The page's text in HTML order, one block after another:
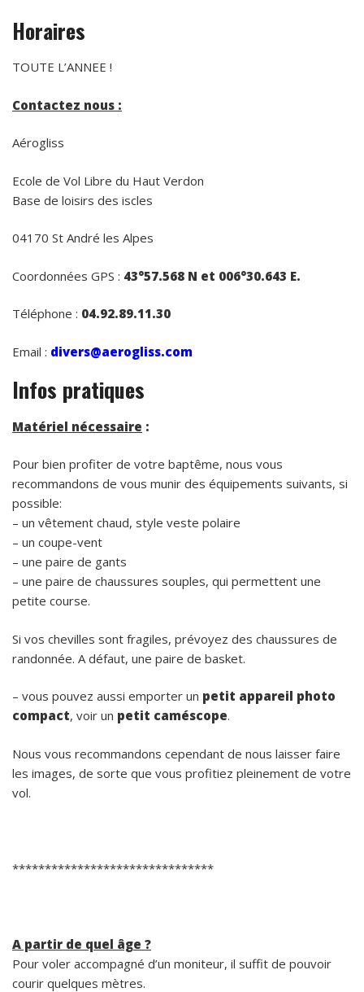
Horaires
TOUTE L’ANNEE !
Contactez nous :
Aérogliss
Ecole de Vol Libre du Haut Verdon
Base de loisirs des iscles
04170 St André les Alpes
Coordonnées GPS : 43°57.568 N et 006°30.643 E.
Téléphone : 04.92.89.11.30
Email : divers@aerogliss.com
Infos pratiques
Matériel nécessaire :
Pour bien profiter de votre baptême, nous vous
recommandons de vous munir des équipements suivants, si
possible:
– un vêtement chaud, style veste polaire
– un coupe-vent
– une paire de gants
– une paire de chaussures souples, qui permettent une
petite course.
Si vos chevilles sont fragiles, prévoyez des chaussures de
randonnée. A défaut, une paire de basket.
– vous pouvez aussi emporter un petit appareil photo
compact, voir un petit caméscope.
Nous vous recommandons cependant de nous laisser faire
les images, de sorte que vous profitiez pleinement de votre
vol.
*******************************
A partir de quel âge ?
Pour voler accompagné d’un moniteur, il suffit de pouvoir
courir quelques mètres.